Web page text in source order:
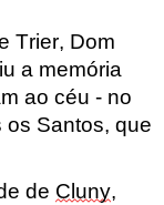
Trier, Dom
a memória
ao céu - no
Santos, que
de Cluny,